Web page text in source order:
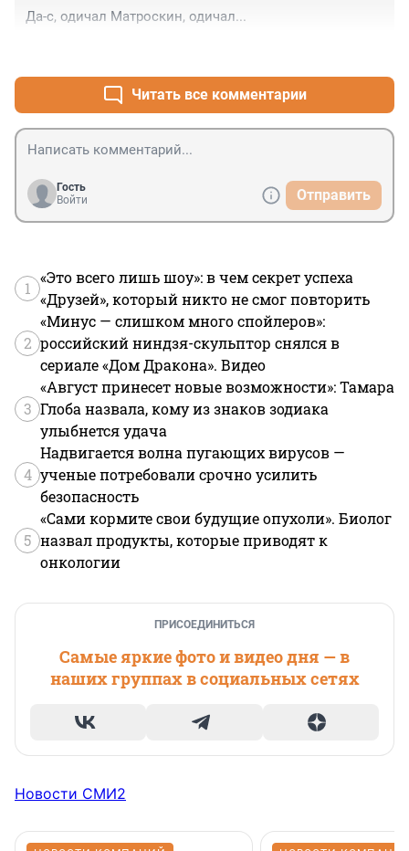
Да-с, одичал Матроскин, одичал...
Читать все комментарии
Гость
Войти
Отправить
1
«Это всего лишь шоу»: в чем секрет успеха
«Друзей», который никто не смог повторить
2
«Минус — слишком много спойлеров»:
российский ниндзя-скульптор снялся в
сериале «Дом Дракона». Видео
3
«Август принесет новые возможности»: Тамара
Глоба назвала, кому из знаков зодиака
улыбнется удача
4
Надвигается волна пугающих вирусов —
ученые потребовали срочно усилить
безопасность
5
«Сами кормите свои будущие опухоли». Биолог
назвал продукты, которые приводят к
онкологии
ПРИСОЕДИНИТЬСЯ
Самые яркие фото и видео дня — в
наших группах в социальных сетях
Новости СМИ2